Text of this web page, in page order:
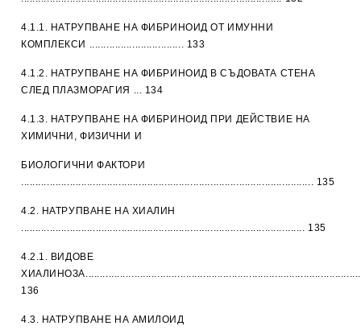
4.1.1. НАТРУПВАНЕ НА ФИБРИНОИД ОТ ИМУННИ
КОМПЛЕКСИ ................................. 133
4.1.2. НАТРУПВАНЕ НА ФИБРИНОИД В СЪДОВАТА СТЕНА
СЛЕД ПЛАЗМОРАГИЯ ... 134
4.1.3. НАТРУПВАНЕ НА ФИБРИНОИД ПРИ ДЕЙСТВИЕ НА
ХИМИЧНИ, ФИЗИЧНИ И
БИОЛОГИЧНИ ФАКТОРИ
...................................................................................................... 135
4.2. НАТРУПВАНЕ НА ХИАЛИН
................................................................................................... 135
4.2.1. ВИДОВЕ
136
4.3. НАТРУПВАНЕ НА АМИЛОИД